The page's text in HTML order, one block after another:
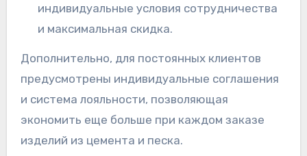
индивидуальные условия сотрудничества
и максимальная скидка.
Дополнительно, для постоянных клиентов
предусмотрены индивидуальные соглашения
и система лояльности, позволяющая
экономить еще больше при каждом заказе
изделий из цемента и песка.